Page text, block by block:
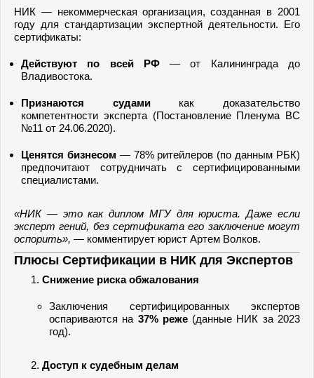
НИК — некоммерческая организация, созданная в 2001
году для стандартизации экспертной деятельности. Его
сертификаты:
Действуют по всей РФ— от Калининграда до
Владивостока.
Признаются судамикак доказательство
компетентности эксперта (Постановление Пленума ВС
№11 от 24.06.2020).
Ценятся бизнесом — 78% ритейлеров (по данным РБК)
предпочитают сотрудничать с сертифицированными
специалистами.
«НИК — это как диплом МГУ для юриста. Даже если
эксперт гений, без сертификата его заключение могут
оспорить», — комментирует юрист Артем Волков.
Плюсы Сертификации в НИК для Экспертов
Снижение риска обжалования
Заключения сертифицированных экспертов
оспариваются на 37% реже(данные НИК за 2023
год).
Доступ к судебным делам